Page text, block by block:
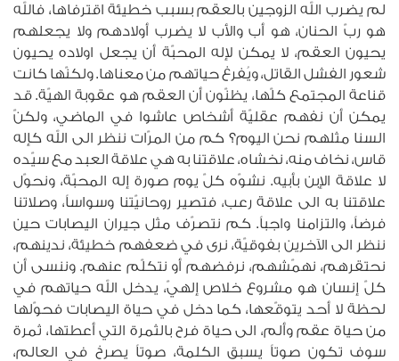
لم يضرب الله الزوجين بالعقم بسبب خطيئة اقترفاها، فالله
هو ربّ الحنان، هو أب والأب لا يضرب أولادهم ولا يجعلهم
يحيون العقم، لا يمكن لإله المحبّة أن يجعل اولاده يحيون
شعور الفشل القاتل، ويُفرغ حياتهم من معناها. ولكنّها كانت
قناعة المجتمع كلّها، يظنّون أن العقم هو عقوبة الهيّة. قد
يمكن أن نفهم عقليّة أشخاص عاشوا في الماضي، ولكنّ
السنا مثلهم نحن اليوم؟ كم من المرّات ننظر الى الله كإله
قاس، نخاف منه، نخشاه، علاقتنا به هي علاقة العبد مع سيّده
لا علاقة الإبن بأبيه. نشوّه كلّ يوم صورة إله المحبّة، ونحوّل
علاقتنا به الى علاقة رعب، فتصير روحانيّتنا وسواساً، وصلاتنا
فرضاً، والتزامنا واجباً. كم نتصرّف مثل جيران اليصابات حين
ننظر الى الآخرين بفوقيّة، نرى في ضعفهم خطيئة، ندينهم،
نحتقرهم، نهمّشهم، نرفضهم أو نتكلّم عنهم. وننسى أن
كلّ إنسان هو مشروع خلاص إلهيّ، يدخل الله حياتهم في
لحظة لا أحد يتوقّعها، كما دخل في حياة اليصابات فحوّلها
من حياة عقم وألم، الى حياة فرح بالثمرة التي أعطتها، ثمرة
سوف تكون صوتاً يسبق الكلمة، صوتاً يصرخ في العالم،